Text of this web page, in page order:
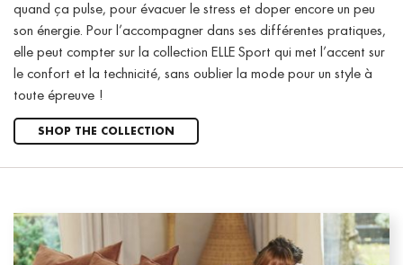
quand ça pulse, pour évacuer le stress et doper encore un peu
son énergie. Pour l’accompagner dans ses différentes pratiques,
elle peut compter sur la collection ELLE Sport qui met l’accent sur
le confort et la technicité, sans oublier la mode pour un style à
toute épreuve !
SHOP THE COLLECTION